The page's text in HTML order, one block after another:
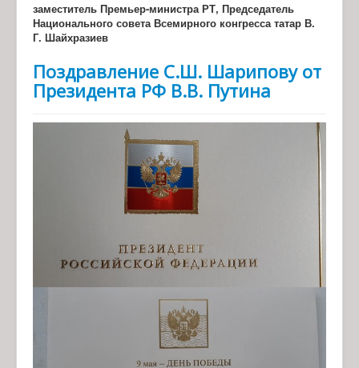
заместитель Премьер-министра РТ, Председатель
Национального совета Всемирного конгресса татар В.
Г. Шайхразиев
Поздравление С.Ш. Шарипову от
Президента РФ В.В. Путина